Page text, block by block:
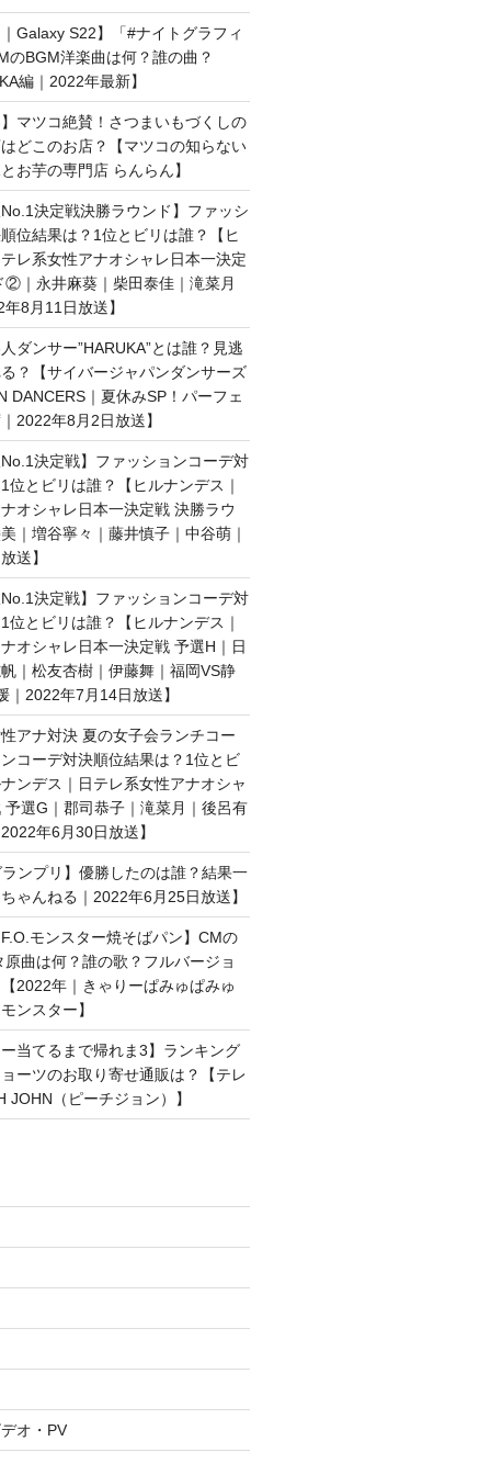
Galaxy S22】「#ナイトグラフィ
のBGM洋楽曲は何？誰の曲？
編｜2022年最新】
マツコ絶賛！さつまいもづくしの
どこのお店？【マツコの知らない
お芋の専門店 らんらん】
決定戦決勝ラウンド】ファッシ
位結果は？1位とビリは誰？【ヒ
レ系女性アナオシャレ日本一決定
②｜永井麻葵｜柴田泰佳｜滝菜月
8月11日放送】
ダンサー”HARUKA”とは誰？見逃
？【サイバージャパンダンサーズ
DANCERS｜夏休みSP！パーフェ
2022年8月2日放送】
決定戦】ファッションコーデ対
位とビリは誰？【ヒルナンデス｜
オシャレ日本一決定戦 決勝ラウ
｜増谷寧々｜藤井慎子｜中谷萌｜
送】
決定戦】ファッションコーデ対
位とビリは誰？【ヒルナンデス｜
オシャレ日本一決定戦 予選H｜日
｜松友杏樹｜伊藤舞｜福岡VS静
｜2022年7月14日放送】
アナ対決 夏の女子会ランチコー
コーデ対決順位結果は？1位とビ
ンデス｜日テレ系女性アナオシャ
選G｜郡司恭子｜滝菜月｜後呂有
年6月30日放送】
ンプリ】優勝したのは誰？結果一
ゃんねる｜2022年6月25日放送】
モンスター焼そばパン】CMの
曲は何？誰の歌？フルバージョ
2022年｜きゃりーぱみゅぱみゅ
ンスター】
当てるまで帰れま3】ランキング
ーツのお取り寄せ通販は？【テレ
JOHN（ピーチジョン）】
オ・PV